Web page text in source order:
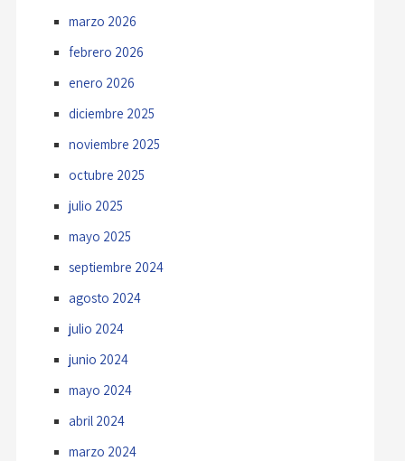
marzo 2026
febrero 2026
enero 2026
diciembre 2025
noviembre 2025
octubre 2025
julio 2025
mayo 2025
septiembre 2024
agosto 2024
julio 2024
junio 2024
mayo 2024
abril 2024
marzo 2024